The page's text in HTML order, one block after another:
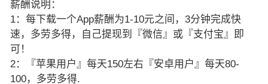
薪酬说明：
1：每下载一个App薪酬为1-10元之间，3分钟完成快
速，多劳多得，自己提现到『微信』或『支付宝』即
可！
2：『苹果用户』每天150左右『安卓用户』每天80-
100，多劳多得.